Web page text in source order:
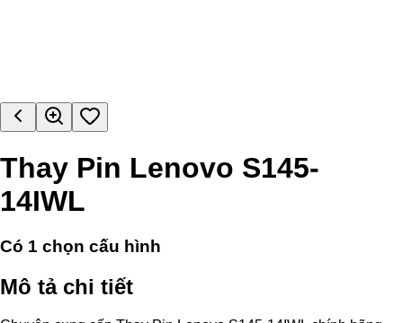
Thay Pin Lenovo S145-
14IWL
Có 1 chọn cấu hình
Mô tả chi tiết